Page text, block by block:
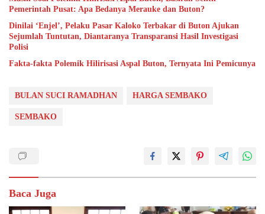
Pemerintah Pusat: Apa Bedanya Merauke dan Buton?
Dinilai ‘Enjel’, Pelaku Pasar Kaloko Terbakar di Buton Ajukan
Sejumlah Tuntutan, Diantaranya Transparansi Hasil Investigasi
Polisi
Fakta-fakta Polemik Hilirisasi Aspal Buton, Ternyata Ini Pemicunya
BULAN SUCI RAMADHAN HARGA SEMBAKO
SEMBAKO
Baca Juga